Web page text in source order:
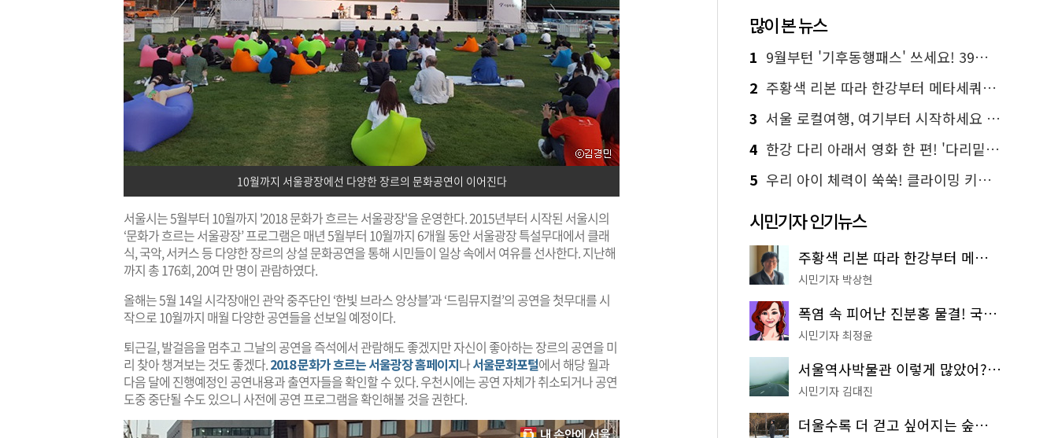
10월까지 서울광장에선 다양한 장르의 문화공연이 이어진다
서울시는 5월부터 10월까지 '2018 문화가 흐르는 서울광장'을 운영한다. 2015년부터 시작된 서울시의
‘문화가 흐르는 서울광장’ 프로그램은 매년 5월부터 10월까지 6개월 동안 서울광장 특설무대에서 클래
식, 국악, 서커스 등 다양한 장르의 상설 문화공연을 통해 시민들이 일상 속에서 여유를 선사한다. 지난해
까지 총 176회, 20여 만 명이 관람하였다.
올해는 5월 14일 시각장애인 관악 중주단인 ‘한빛 브라스 앙상블’과 ‘드림뮤지컬’의 공연을 첫무대를 시
작으로 10월까지 매월 다양한 공연들을 선보일 예정이다.
퇴근길, 발걸음을 멈추고 그날의 공연을 즉석에서 관람해도 좋겠지만 자신이 좋아하는 장르의 공연을 미
리 찾아 챙겨보는 것도 좋겠다.2018 문화가 흐르는 서울광장 홈페이지나서울문화포털에서 해당 월과
다음 달에 진행예정인 공연내용과 출연자들을 확인할 수 있다. 우천시에는 공연 자체가 취소되거나 공연
도중 중단될 수도 있으니 사전에 공연 프로그램을 확인해볼 것을 권한다.
많이 본 뉴스
1 9월부턴 '기후동행패스' 쓰세요! 39세까지 청년 혜택
2 주황색 리본 따라 한강부터 메타세쿼이아 숲길까지…서울둘레길 15코스
3 서울 로컬여행, 여기부터 시작하세요 '서울에디션25'
4 한강 다리 아래서 영화 한 편! '다리밑 영화관' 무료 상영
5 우리 아이 체력이 쑥쑥! 클라이밍 키즈카페·어린이 체력장
시민기자 인기뉴스
주황색 리본 따라 한강부터 메타세쿼이아 숲길까지…서울둘레길 15코스
시민기자 박상현
폭염 속 피어난 진분홍 물결! 국립중앙박물관 배롱나무 명소
시민기자 최정윤
서울역사박물관 이렇게 많았어? 주말마다 한 곳씩 떠나는 역사 산책
시민기자 김대진
더울수록 더 걷고 싶어지는 숲길! 서울둘레길 '아차산 코스'